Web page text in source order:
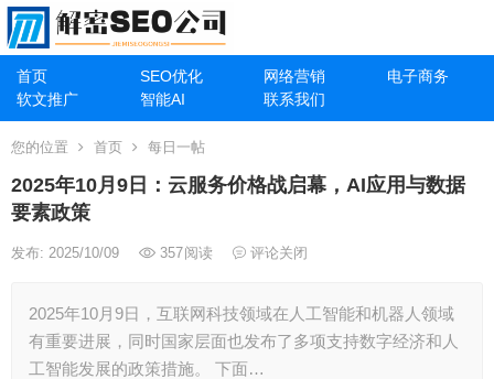
首页 SEO优化 网络营销
电子商务
软文推广
智能AI 联系我们
您的位置 首页 每日一帖
2025年10月9日：云服务价格战启幕，AI应用与数据
要素政策
发布: 2025/10/09 357阅读 评论关闭
2025年10月9日，互联网科技领域在人工智能和机器人领域
有重要进展，同时国家层面也发布了多项支持数字经济和人
工智能发展的政策措施。 下面…